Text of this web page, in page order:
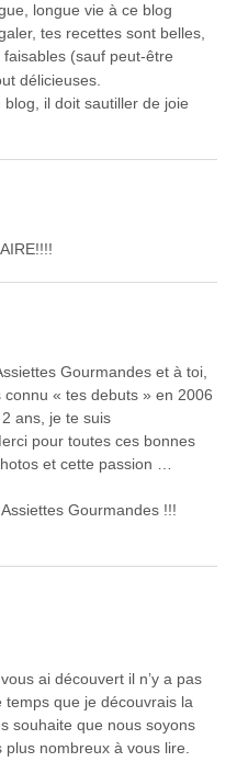
longue vie à ce blog
tes recettes sont belles,
(sauf peut-être
délicieuses.
il doit sautiller de joie
Gourmandes et à toi,
connu « tes debuts » en 2006
ans, je te suis
pour toutes ces bonnes
et cette passion …
Gourmandes !!!
ai découvert il n’y a pas
temps que je découvrais la
souhaite que nous soyons
nombreux à vous lire.